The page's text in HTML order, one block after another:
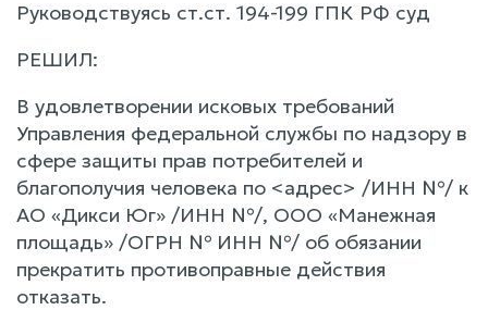
Руководствуясь ст.ст. 194-199 ГПК РФ суд
РЕШИЛ:
В удовлетворении исковых требований
Управления федеральной службы по надзору в
сфере защиты прав потребителей и
благополучия человека по <адрес> /ИНН №/ к
АО «Дикси Юг» /ИНН №/, ООО «Манежная
площадь» /ОГРН № ИНН №/ об обязании
прекратить противоправные действия
отказать.